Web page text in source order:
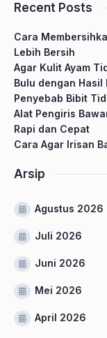
Recent Posts
Cara
Lebih Bersih
Agar Kulit Ayam
Bulu dengan Hasil
Penyebab Bibit
Alat Pengiris
Rapi dan Cepat
Cara Agar Irisan
Arsip
Agustus 2026
Juli 2026
Juni 2026
Mei 2026
April 2026